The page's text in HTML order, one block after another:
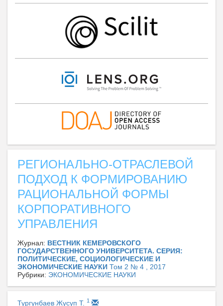
РЕГИОНАЛЬНО-ОТРАСЛЕВОЙ
ПОДХОД К ФОРМИРОВАНИЮ
РАЦИОНАЛЬНОЙ ФОРМЫ
КОРПОРАТИВНОГО
УПРАВЛЕНИЯ
Журнал: ВЕСТНИК КЕМЕРОВСКОГО
ГОСУДАРСТВЕННОГО УНИВЕРСИТЕТА. СЕРИЯ:
ПОЛИТИЧЕСКИЕ, СОЦИОЛОГИЧЕСКИЕ И
ЭКОНОМИЧЕСКИЕ НАУКИ Том 2 № 4 , 2017
Рубрики: ЭКОНОМИЧЕСКИЕ НАУКИ
Тургунбаев Жусуп Т. 1